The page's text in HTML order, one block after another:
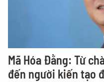
Mã Hóa Đằng: Từ
đến người kiến tạo